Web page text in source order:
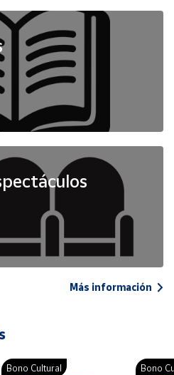
Más información
Bono Cultural Bono